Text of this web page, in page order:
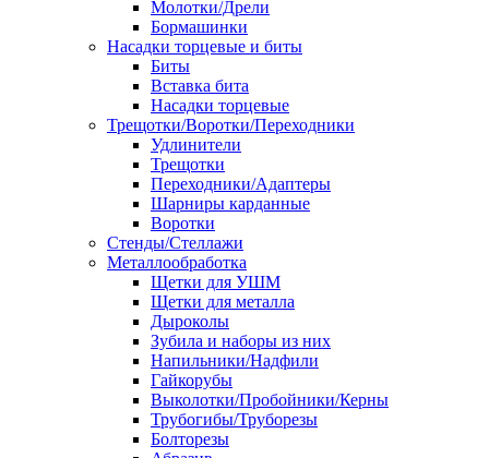
Молотки/Дрели
Бормашинки
Насадки торцевые и биты
Биты
Вставка бита
Насадки торцевые
Трещотки/Воротки/Переходники
Удлинители
Трещотки
Переходники/Адаптеры
Шарниры карданные
Воротки
Стенды/Стеллажи
Металлообработка
Щетки для УШМ
Щетки для металла
Дыроколы
Зубила и наборы из них
Напильники/Надфили
Гайкорубы
Выколотки/Пробойники/Керны
Трубогибы/Труборезы
Болторезы